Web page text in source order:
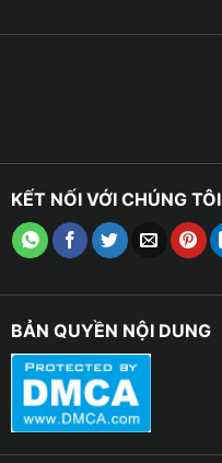
KẾT NỐI VỚI CHÚNG TÔI
BẢN QUYỀN NỘI DUNG